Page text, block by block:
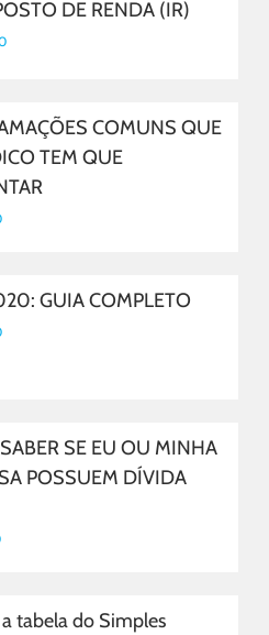
DE RENDA (IR)
COMUNS QUE
TEM QUE
GUIA COMPLETO
SE EU OU MINHA
POSSUEM DÍVIDA
tabela do Simples